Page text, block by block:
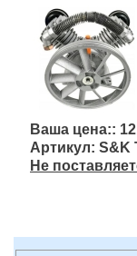
S&K
Не